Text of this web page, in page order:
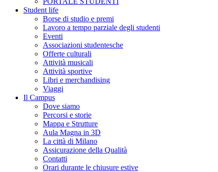
Student life
Borse di studio e premi
Lavoro a tempo parziale degli studenti
Eventi
Associazioni studentesche
Offerte culturali
Attività musicali
Attività sportive
Libri e merchandising
Viaggi
Il Campus
Dove siamo
Percorsi e storie
Mappa e Strutture
Aula Magna in 3D
La città di Milano
Assicurazione della Qualità
Contatti
Orari durante le chiusure estive